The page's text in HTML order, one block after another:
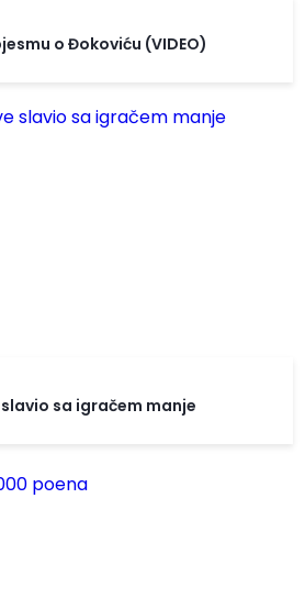
o Đokoviću (VIDEO)
sa igračem manje